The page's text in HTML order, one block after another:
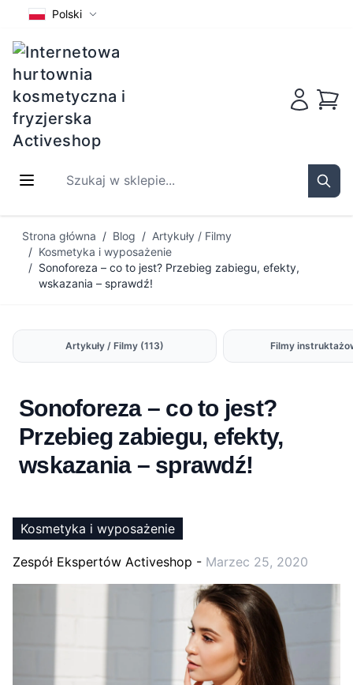
Polski
Szukaj w sklepie...
Strona główna / Blog / Artykuły / Filmy
/ Kosmetyka i wyposażenie
/ Sonoforeza – co to jest? Przebieg zabiegu, efekty,
wskazania – sprawdź!
Artykuły / Filmy (113) Filmy
Sonoforeza – co to jest?
Przebieg zabiegu, efekty,
wskazania – sprawdź!
Kosmetyka i wyposażenie
Zespół Ekspertów Activeshop - Marzec 25, 2020